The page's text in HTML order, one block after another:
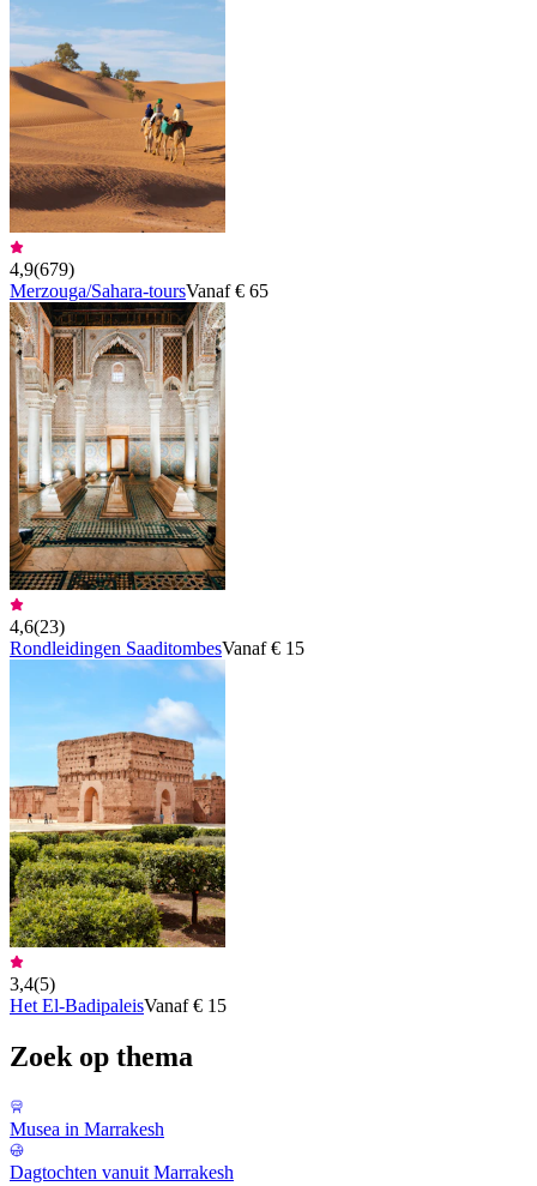
4,9(679)
Merzouga/Sahara-toursVanaf € 65
4,6(23)
Rondleidingen SaaditombesVanaf € 15
3,4(5)
Het El-BadipaleisVanaf € 15
Zoek op thema
Musea in Marrakesh
Dagtochten vanuit Marrakesh